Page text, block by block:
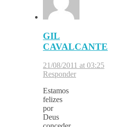
GIL
CAVALCANTE
21/08/2011 at 03:25
Responder
Estamos
felizes
por
Deus